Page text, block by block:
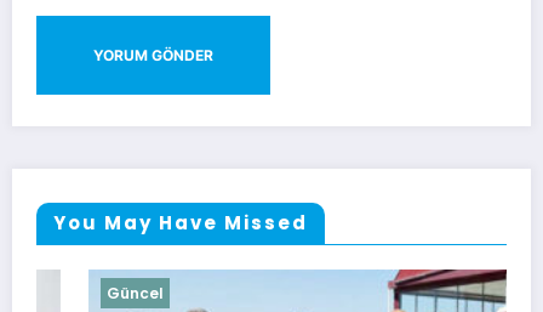
You May Have Missed
Güncel